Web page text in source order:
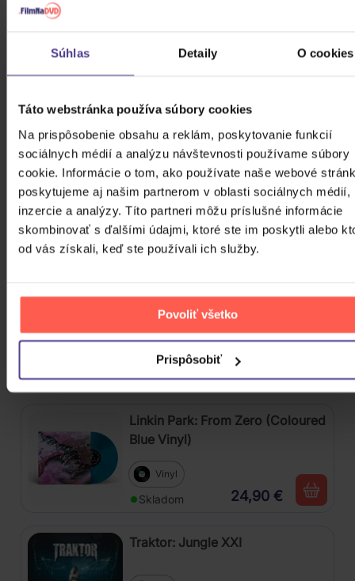
Súhlas Detaily O cookies
Táto webstránka používa súbory cookies
Na prispôsobenie obsahu a reklám, poskytovanie funkcií
sociálnych médií a analýzu návštevnosti používame súbory
cookie. Informácie o tom, ako používate naše webové
poskytujeme aj našim partnerom v oblasti sociálnych médií,
inzercie a analýzy. Títo partneri môžu príslušné informácie
skombinovať s ďalšími údajmi, ktoré ste im poskytli alebo
od vás získali, keď ste používali ich služby.
Povoliť všetko
Prispôsobiť
ROCK 2020 - 2026
Harlej: Best Of 30 let (2006 -
2025) Part 2
CD
Skladom 12,20 €
Kabát: Original Albums Vol.3
4CD
Skladom 18,60 €
Mišík Vladimír: Vteřiny, měsíce a
Skladom 16,30 €
Linkin Park: From Zero (Coloured
Blue Vinyl)
Vinyl
Skladom 24,90 €
Traktor: Jungle XXI